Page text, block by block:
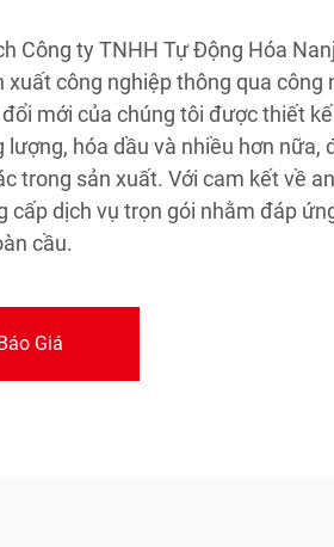
Công ty TNHH Tự Động Hóa
xuất công nghiệp thông qua công
mới của chúng tôi được thiết
lượng, hóa dầu và nhiều hơn nữa,
trong sản xuất. Với cam kết về
cấp dịch vụ trọn gói nhằm đáp
cầu.
Giá